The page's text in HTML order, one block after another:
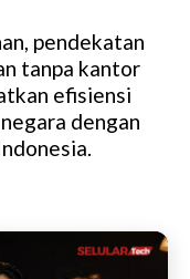
pendekatan
tanpa kantor
efisiensi
dengan